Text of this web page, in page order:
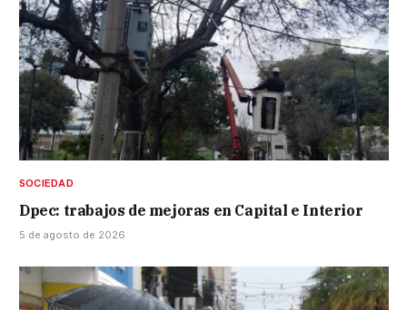
SOCIEDAD
Dpec: trabajos de mejoras en Capital e Interior
5 de agosto de 2026